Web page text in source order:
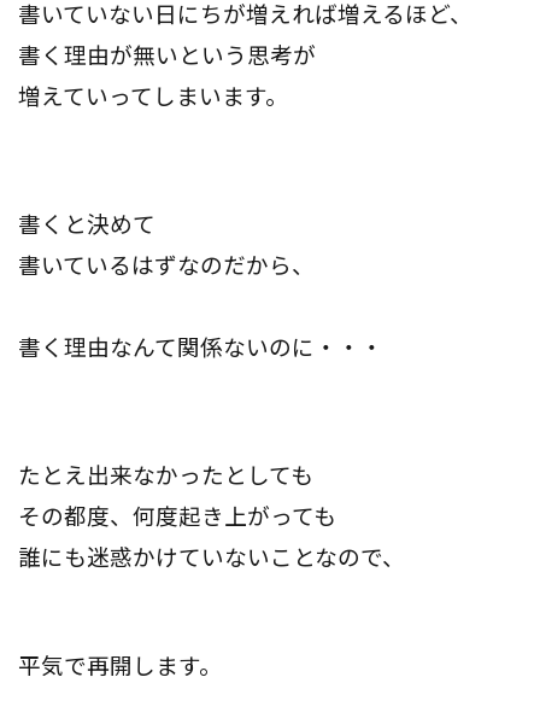
書いていない日にちが増えれば増えるほど、
書く理由が無いという思考が
増えていってしまいます。
書くと決めて
書いているはずなのだから、
書く理由なんて関係ないのに・・・
たとえ出来なかったとしても
その都度、何度起き上がっても
誰にも迷惑かけていないことなので、
平気で再開します。